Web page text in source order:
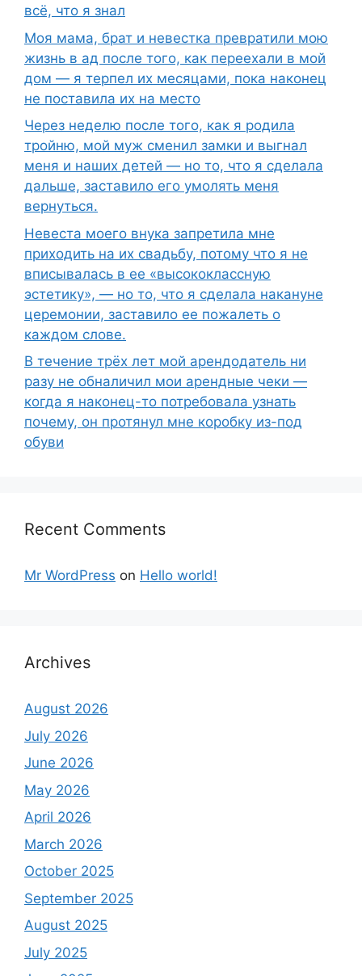
всё, что я знал
Моя мама, брат и невестка превратили мою
жизнь в ад после того, как переехали в мой
дом — я терпел их месяцами, пока наконец
не поставила их на место
Через неделю после того, как я родила
тройню, мой муж сменил замки и выгнал
меня и наших детей — но то, что я сделала
дальше, заставило его умолять меня
вернуться.
Невеста моего внука запретила мне
приходить на их свадьбу, потому что я не
вписывалась в ее «высококлассную
эстетику», — но то, что я сделала накануне
церемонии, заставило ее пожалеть о
каждом слове.
В течение трёх лет мой арендодатель ни
разу не обналичил мои арендные чеки —
когда я наконец-то потребовала узнать
почему, он протянул мне коробку из-под
обуви
Recent Comments
Mr WordPress on Hello world!
Archives
August 2026
July 2026
June 2026
May 2026
April 2026
March 2026
October 2025
September 2025
August 2025
July 2025